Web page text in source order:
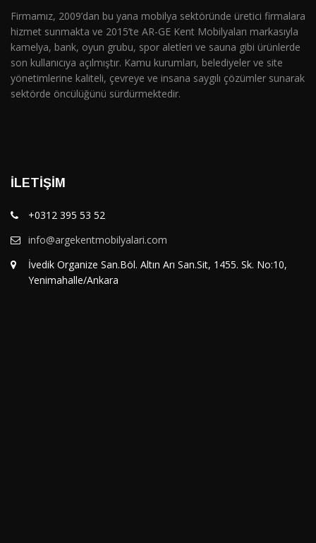
Firmamız, 2009’dan bu yana mobilya sektöründe üretici firmalara
hizmet sunmakta ve 2015’te AR-GE Kent Mobilyaları markasıyla
kamelya, bank, oyun grubu, spor aletleri ve sauna gibi ürünlerde
son kullanıcıya açılmıştır. Kamu kurumları, belediyeler ve site
yönetimlerine kaliteli, çevreye ve insana saygılı çözümler sunarak
sektörde öncülüğünü sürdürmektedir.
İLETIŞIM
+0312 395 53 52
info@argekentmobilyalari.com
İvedik Organize San.Böl. Altın Arı San.Sit, 1455. Sk. No:10,
Yenimahalle/Ankara